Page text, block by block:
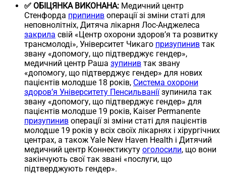
✅ ОБІЦЯНКА ВИКОНАНА: Медичний центр
Стенфорда припинив операції зі зміни статі для
неповнолітніх, Дитяча лікарня Лос-Анджелеса
закрила свій «Центр охорони здоров’я та розвитку
трансмолоді», Університет Чикаго призупинив так
звану «допомогу, що підтверджує гендер»,
медичний центр Раша зупинив так звану
«допомогу, що підтверджує гендер» для нових
пацієнтів молодше 18 років, Система охорони
здоров’я Університету Пенсильваніїзупинила так
звану «допомогу, що підтверджує гендер» для
пацієнтів молодше 19 років, Kaiser Permanente
призупинив операції зі зміни статі для пацієнтів
молодше 19 років у всіх своїх лікарнях і хірургічних
центрах, а також Yale New Haven Health і Дитячий
медичний центр Коннектикуту оголосили, що вони
закінчують свої так звані «послуги, що
підтверджують гендер».